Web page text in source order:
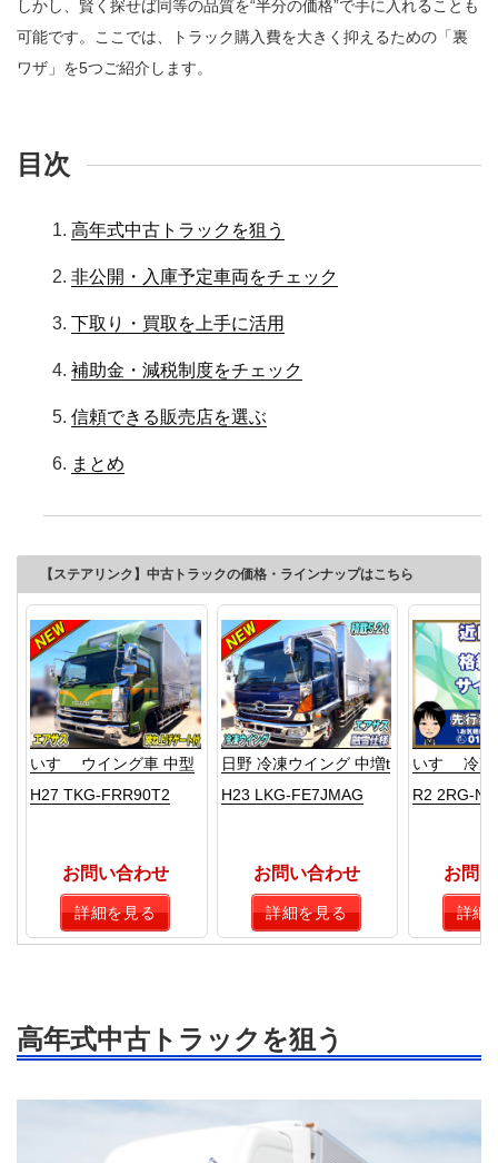
しかし、賢く探せば同等の品質を“半分の価格”で手に入れることも
可能です。ここでは、トラック購入費を大きく抑えるための「裏
ワザ」を5つご紹介します。
目次
高年式中古トラックを狙う
非公開・入庫予定車両をチェック
下取り・買取を上手に活用
補助金・減税制度をチェック
信頼できる販売店を選ぶ
まとめ
【ステアリンク】中古トラックの価格・ラインナップはこちら
いすゞ ウイング車 中型
H27 TKG-FRR90T2
お問い合わせ
詳細を見る
日野 冷凍ウイング 中増t
H23 LKG-FE7JMAG
お問い合わせ
詳細を見る
いすゞ 冷
R2 2RG-
お問
詳細
高年式中古トラックを狙う